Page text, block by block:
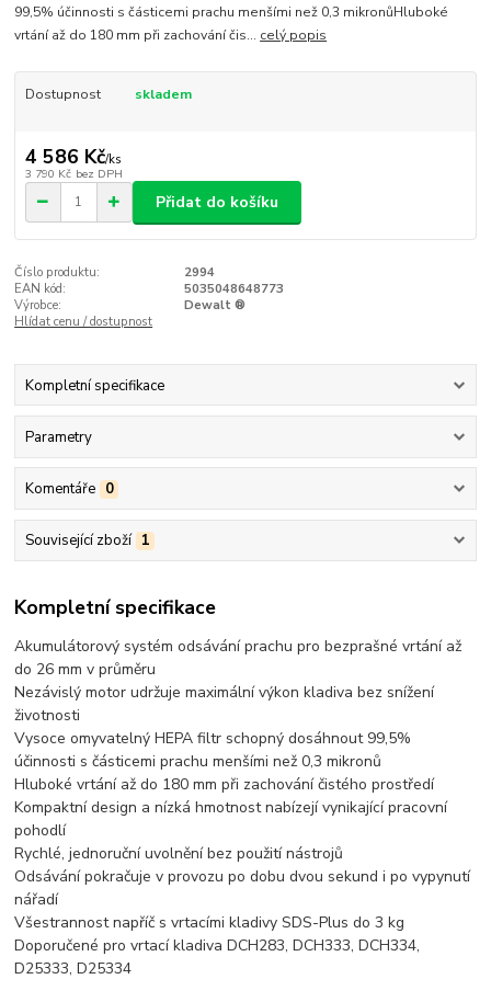
99,5% účinnosti s částicemi prachu menšími než 0,3 mikronůHluboké
vrtání až do 180 mm při zachování čis... celý popis
Dostupnost skladem
4 586 Kč/ks
3 790 Kč bez DPH
Přidat do košíku
Číslo produktu:
2994
EAN kód:
5035048648773
Výrobce:
Dewalt ®
Hlídat cenu / dostupnost
Kompletní specifikace
Parametry
Komentáře 0
Související zboží 1
Kompletní specifikace
Akumulátorový systém odsávání prachu pro bezprašné vrtání až
do 26 mm v průměru
Nezávislý motor udržuje maximální výkon kladiva bez snížení
životnosti
Vysoce omyvatelný HEPA filtr schopný dosáhnout 99,5%
účinnosti s částicemi prachu menšími než 0,3 mikronů
Hluboké vrtání až do 180 mm při zachování čistého prostředí
Kompaktní design a nízká hmotnost nabízejí vynikající pracovní
pohodlí
Rychlé, jednoruční uvolnění bez použití nástrojů
Odsávání pokračuje v provozu po dobu dvou sekund i po vypynutí
nářadí
Všestrannost napříč s vrtacími kladivy SDS-Plus do 3 kg
Doporučené pro vrtací kladiva DCH283, DCH333, DCH334,
D25333, D25334